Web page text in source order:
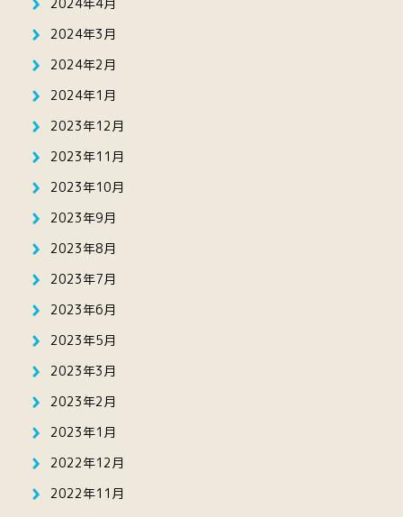
2024年3月
2024年2月
2024年1月
2023年12月
2023年11月
2023年10月
2023年9月
2023年8月
2023年7月
2023年6月
2023年5月
2023年3月
2023年2月
2023年1月
2022年12月
2022年11月